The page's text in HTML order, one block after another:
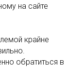
на сайте
крайне
обратиться в